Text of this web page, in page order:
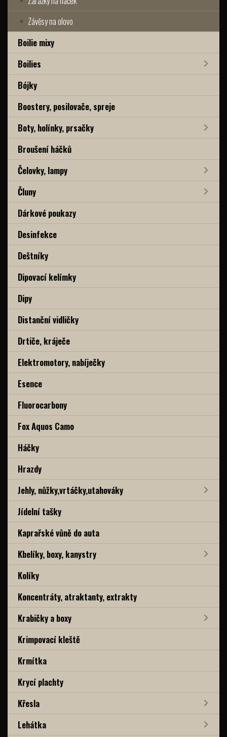
Závěsy na olovo
Boilie mixy
Boilies
Bójky
Boostery, posilovače, spreje
Boty, holínky, prsačky
Broušení háčků
Čelovky, lampy
Čluny
Dárkové poukazy
Desinfekce
Deštníky
Dipovací kelímky
Dipy
Distanční vidličky
Drtiče, kráječe
Elektromotory, nabíječky
Esence
Fluorocarbony
Fox Aquos Camo
Háčky
Hrazdy
Jehly, nůžky,vrtáčky,utahováky
Jídelní tašky
Kaprařské vůně do auta
Kbelíky, boxy, kanystry
Kolíky
Koncentráty, atraktanty, extrakty
Krabičky a boxy
Krimpovací kleště
Krmítka
Krycí plachty
Křesla
Lehátka